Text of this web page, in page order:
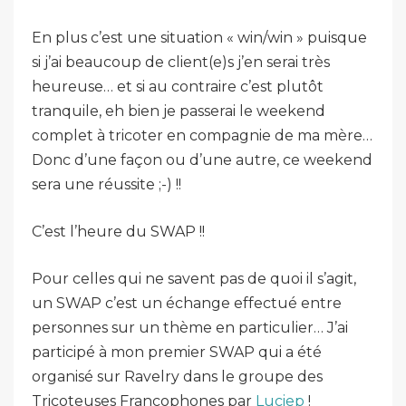
En plus c’est une situation « win/win » puisque
si j’ai beaucoup de client(e)s j’en serai très
heureuse… et si au contraire c’est plutôt
tranquile, eh bien je passerai le weekend
complet à tricoter en compagnie de ma mère…
Donc d’une façon ou d’une autre, ce weekend
sera une réussite ;-) !!
C’est l’heure du SWAP !!
Pour celles qui ne savent pas de quoi il s’agit,
un SWAP c’est un échange effectué entre
personnes sur un thème en particulier… J’ai
participé à mon premier SWAP qui a été
organisé sur Ravelry dans le groupe des
Tricoteuses Francophones par Luciep !